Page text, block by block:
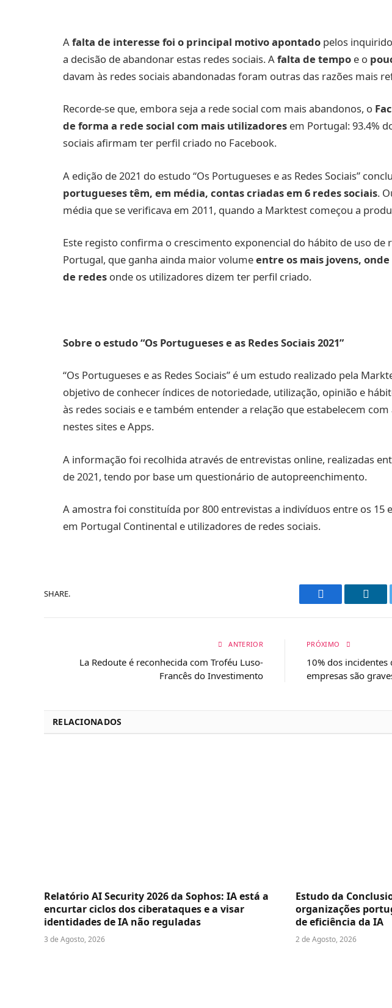
Afalta de interesse foi o principal motivo apontado pelos
a decisão de abandonar estas redes sociais. Afalta de tempo e o
davam às redes sociais abandonadas foram outras das razões mais
Recorde-se que, embora seja a rede social com mais abandonos, o
de forma a rede social com mais utilizadores em Portugal: 93.4%
sociais afirmam ter perfil criado no Facebook.
A edição de 2021 do estudo “Os Portugueses e as Redes Sociais”
portugueses têm, em média, contas criadas em 6 redes sociais.
média que se verificava em 2011, quando a Marktest começou a
Este registo confirma o crescimento exponencial do hábito de uso de
Portugal, que ganha ainda maior volumeentre os mais jovens,
de redes onde os utilizadores dizem ter perfil criado.
Sobre o estudo “Os Portugueses e as Redes Sociais 2021”
“Os Portugueses e as Redes Sociais” é um estudo realizado pela
objetivo de conhecer índices de notoriedade, utilização, opinião e
às redes sociais e e também entender a relação que estabelecem
nestes sites e Apps.
A informação foi recolhida através de entrevistas online, realizadas
de 2021, tendo por base um questionário de autopreenchimento.
A amostra foi constituída por 800 entrevistas a indivíduos entre os 15
em Portugal Continental e utilizadores de redes sociais.
SHARE. Facebook
ANTERIOR
La Redoute é reconhecida com Troféu Luso-
Francês do Investimento
PRÓXIMO
10% dos incidentes
empresas são
RELACIONADOS
Relatório AI Security 2026 da Sophos: IA está a
encurtar ciclos dos ciberataques e a visar
identidades de IA não reguladas
3 de Agosto, 2026
Estudo da
organizações
de eficiência da IA
2 de Agosto, 2026